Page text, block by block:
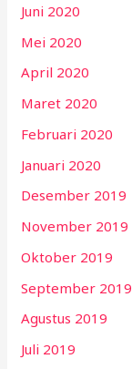
Juni 2020
Mei 2020
April 2020
Maret 2020
Februari 2020
Januari 2020
Desember 2019
November 2019
Oktober 2019
September 2019
Agustus 2019
Juli 2019